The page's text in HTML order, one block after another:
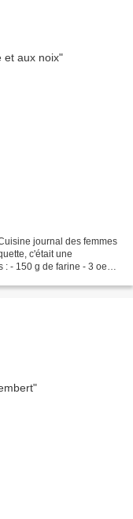
journal des femmes
c'était une
- 150 g de farine - 3 oeufs